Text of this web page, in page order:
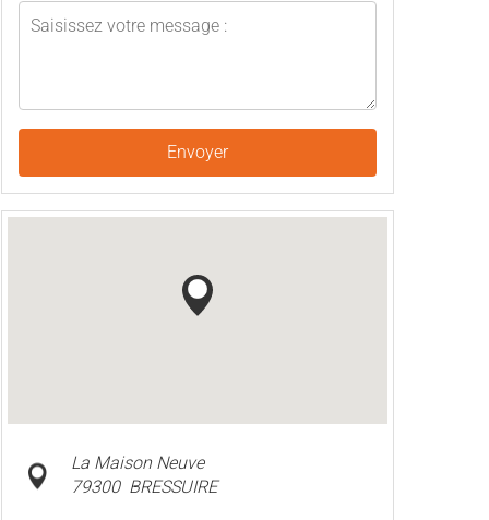
Envoyer
La Maison Neuve
79300 BRESSUIRE